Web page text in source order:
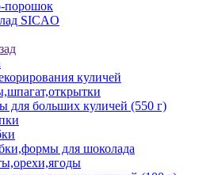
порошок
SICAO
куличей
для больших куличей (550 г)
для шоколада